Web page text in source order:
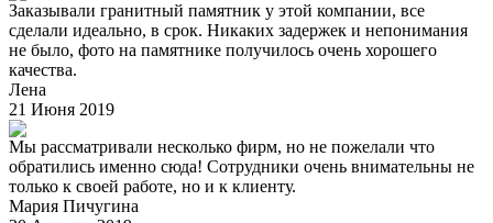
Заказывали гранитный памятник у этой компании, все
сделали идеально, в срок. Никаких задержек и непонимания
не было, фото на памятнике получилось очень хорошего
качества.
Лена
21 Июня 2019
Мы рассматривали несколько фирм, но не пожелали что
обратились именно сюда! Сотрудники очень внимательны не
только к своей работе, но и к клиенту.
Мария Пичугина